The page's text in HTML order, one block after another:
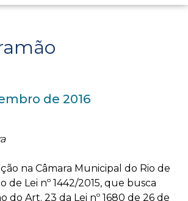
de 2016
na Câmara Municipal do Rio de
de Lei nº 1442/2015, que busca
do Art. 23 da Lei nº 1680 de 26 de